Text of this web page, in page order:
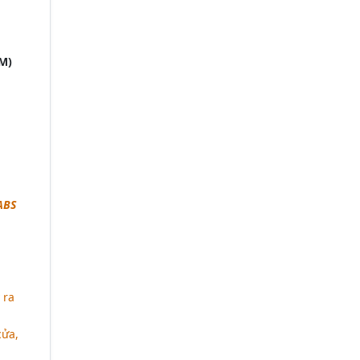
ra